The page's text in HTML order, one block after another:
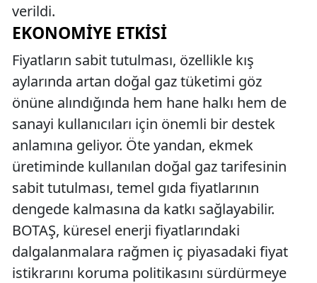
verildi.
EKONOMIYE ETKISI
Fiyatların sabit tutulması, özellikle kış
aylarında artan doğal gaz tüketimi göz
önüne alındığında hem hane halkı hem de
sanayi kullanıcıları için önemli bir destek
anlamına geliyor. Öte yandan, ekmek
üretiminde kullanılan doğal gaz tarifesinin
sabit tutulması, temel gıda fiyatlarının
dengede kalmasına da katkı sağlayabilir.
BOTAŞ, küresel enerji fiyatlarındaki
dalgalanmalara rağmen iç piyasadaki fiyat
istikrarını koruma politikasını sürdürmeye